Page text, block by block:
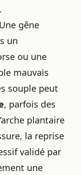
gêne
un
ou une
mauvais
souple peut
, parfois des
plantaire
la reprise
validé par
une